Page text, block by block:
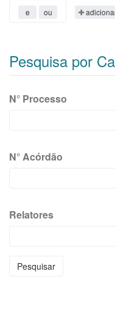
e ou
Pesquisa por
N° Processo
N° Acórdão
Relatores
Pesquisar